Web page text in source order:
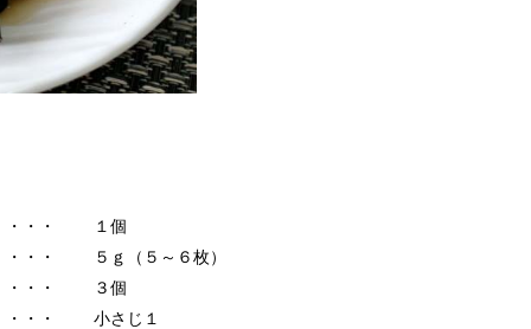
・・
１個
・・
５ｇ（５～６枚）
・・
３個
・・
小さじ１